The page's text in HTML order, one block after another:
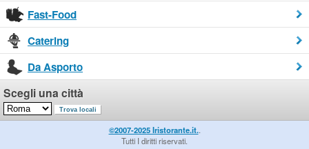
Fast-Food
Catering
Da Asporto
Scegli una città
©2007-2025 Iristorante.it..
Tutti I diritti riservati.